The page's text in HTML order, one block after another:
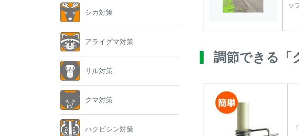
シカ対策
アライグマ対策
サル対策
クマ対策
ハクビシン対策
ッ
調節できる「